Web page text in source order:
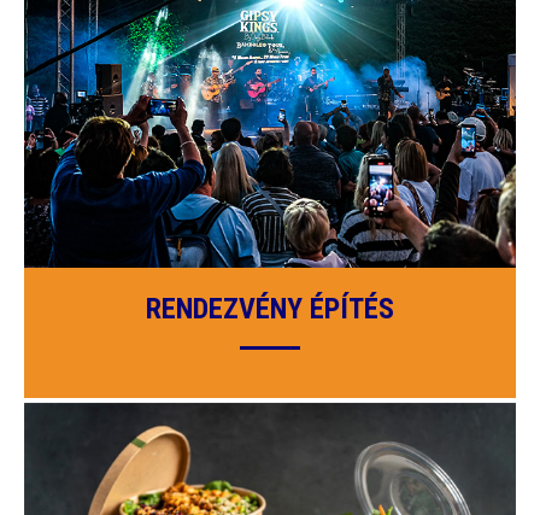
RENDEZVÉNY ÉPÍTÉS